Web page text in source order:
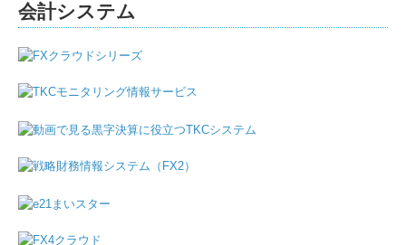
確定申告
料金について
会計システム